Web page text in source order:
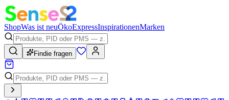
ShopWas ist neuÖkoExpressInspirationenMarken
Findie fragen